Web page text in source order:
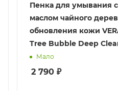
Пенка для умывания
маслом чайного
обновления кожи
Tree Bubble Deep
Мало
2 790 ₽